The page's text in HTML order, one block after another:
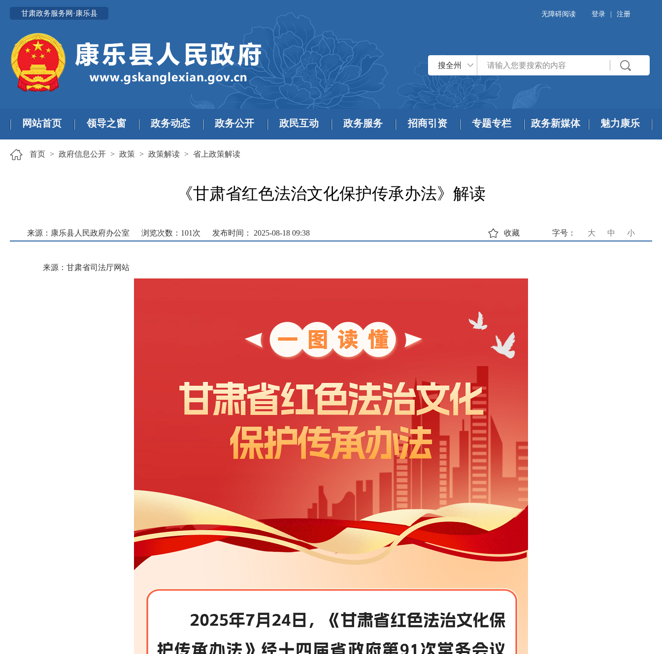
甘肃政务服务网·康乐县 无障碍阅读 登录 注册
搜全州
网站首页 领导之窗 政务动态 政务公开 政民互动 政务服务 招商引资 专题专栏 政务新媒体 魅力康乐
首页 > 政府信息公开 > 政策 > 政策解读 > 省上政策解读
《甘肃省红色法治文化保护传承办法》解读
来源：康乐县人民政府办公室 浏览次数： 101 次 发布时间： 2025-08-18 09:38 字号： 大 中 小
收藏
来源：甘肃省司法厅网站